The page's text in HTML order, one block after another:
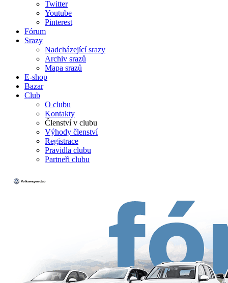
Twitter
Youtube
Pinterest
Fórum
Srazy
Nadcházející srazy
Archiv srazů
Mapa srazů
E-shop
Bazar
Club
O clubu
Kontakty
Členství v clubu
Výhody členství
Registrace
Pravidla clubu
Partneři clubu